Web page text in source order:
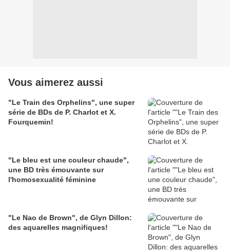
Vous aimerez aussi
"Le Train des Orphelins", une super
série de BDs de P. Charlot et X.
Fourquemin!
"Le bleu est une couleur chaude",
une BD très émouvante sur
l'homosexualité féminine
"Le Nao de Brown", de Glyn Dillon:
des aquarelles magnifiques!